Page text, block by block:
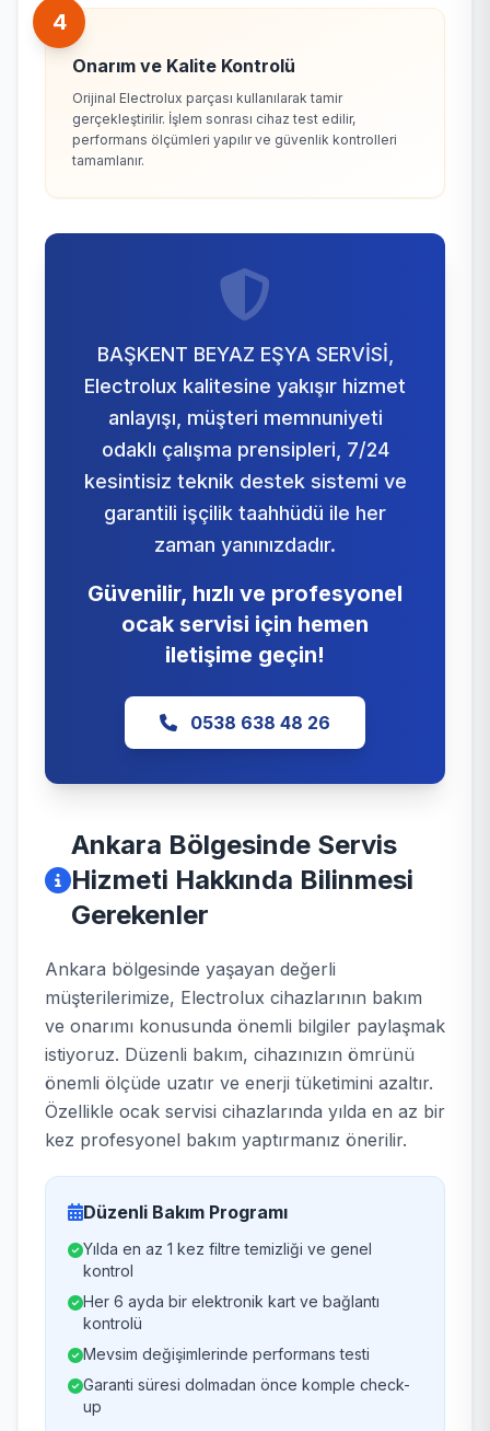
4
Onarım ve Kalite Kontrolü
Orijinal Electrolux parçası kullanılarak tamir
gerçekleştirilir. İşlem sonrası cihaz test edilir,
performans ölçümleri yapılır ve güvenlik kontrolleri
tamamlanır.
BAŞKENT BEYAZ EŞYA SERVİSİ,
Electrolux kalitesine yakışır hizmet
anlayışı, müşteri memnuniyeti
odaklı çalışma prensipleri, 7/24
kesintisiz teknik destek sistemi ve
garantili işçilik taahhüdü ile her
zaman yanınızdadır.
Güvenilir, hızlı ve profesyonel
ocak servisi için hemen
iletişime geçin!
0538 638 48 26
Ankara Bölgesinde Servis
Hizmeti Hakkında Bilinmesi
Gerekenler
Ankara bölgesinde yaşayan değerli
müşterilerimize, Electrolux cihazlarının bakım
ve onarımı konusunda önemli bilgiler paylaşmak
istiyoruz. Düzenli bakım, cihazınızın ömrünü
önemli ölçüde uzatır ve enerji tüketimini azaltır.
Özellikle ocak servisi cihazlarında yılda en az bir
kez profesyonel bakım yaptırmanız önerilir.
Düzenli Bakım Programı
Yılda en az 1 kez filtre temizliği ve genel
kontrol
Her 6 ayda bir elektronik kart ve bağlantı
kontrolü
Mevsim değişimlerinde performans testi
Garanti süresi dolmadan önce komple check-
up